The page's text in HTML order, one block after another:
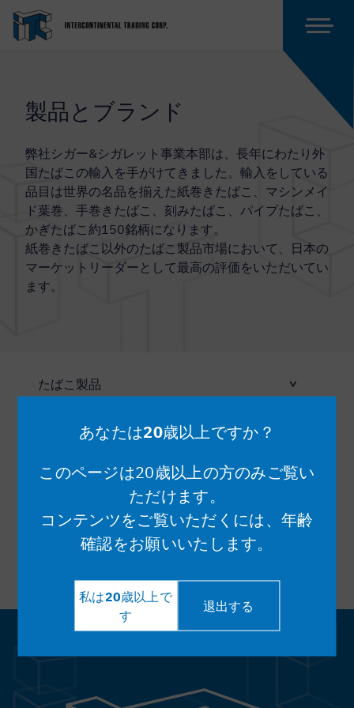
あなたは20歳以上ですか？
このページは20歳以上の方のみご覧い
ただけます。
コンテンツをご覧いただくには、年齢
確認をお願いいたします。
私は20歳以上で
す
退出する
製品とブランド
弊社シガー&シガレット事業本部は、長年にわたり外
国たばこの輸入を手がけてきました。輸入をしている
品目は世界の名品を揃えた紙巻きたばこ、マシンメイ
ド葉巻、手巻きたばこ、刻みたばこ、パイプたばこ、
かぎたばこ約150銘柄になります。
紙巻きたばこ以外のたばこ製品市場において、日本の
マーケットリーダーとして最高の評価をいただいてい
ます。
たばこ製品
20歳未満の者の喫煙は、法律で禁じられています。
たばこの煙は、周りの人に悪影響を及ぼします。健康増進法で
禁じられている場所では喫煙できません。
喫煙は、様々な疾病になる危険性を高め、あなたの健康寿命を